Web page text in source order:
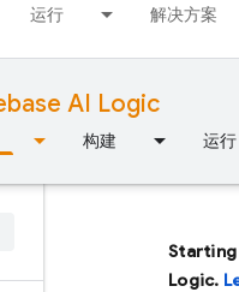
运行 解决方案
AI Logic
构建 运行
Starting
Logic.